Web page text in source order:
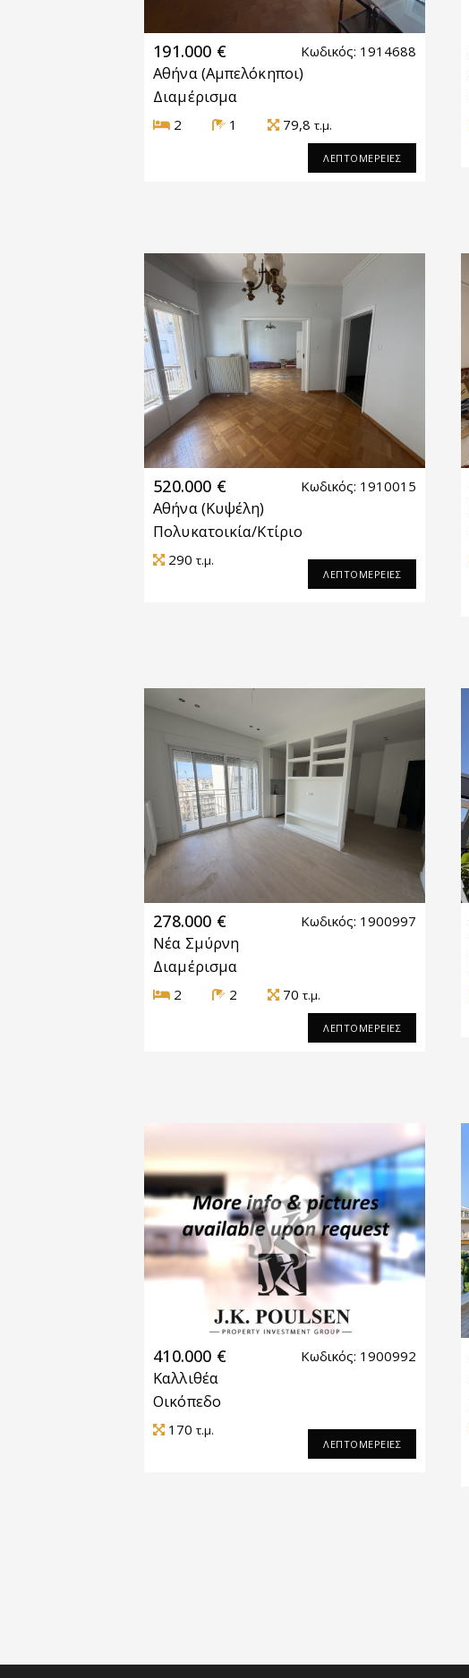
191.000 € Κωδικός: 1914688
Αθήνα(Αμπελόκηποι)
Διαμέρισμα
2 1 79,8τ.μ.
ΛΕΠΤΟΜΕΡΕΙΕΣ
520.000 € Κωδικός: 1910015
Αθήνα(Κυψέλη)
Πολυκατοικία/Κτίριο
290τ.μ.
ΛΕΠΤΟΜΕΡΕΙΕΣ
278.000 € Κωδικός: 1900997
Νέα Σμύρνη
Διαμέρισμα
2 2 70τ.μ.
ΛΕΠΤΟΜΕΡΕΙΕΣ
410.000 € Κωδικός: 1900992
Καλλιθέα
Οικόπεδο
170τ.μ.
ΛΕΠΤΟΜΕΡΕΙΕΣ